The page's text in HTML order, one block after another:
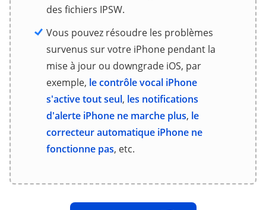
des fichiers IPSW.
Vous pouvez résoudre les problèmes
survenus sur votre iPhone pendant la
mise à jour ou downgrade iOS, par
exemple, le contrôle vocal iPhone
s'active tout seul, les notifications
d'alerte iPhone ne marche plus, le
correcteur automatique iPhone ne
fonctionne pas, etc.